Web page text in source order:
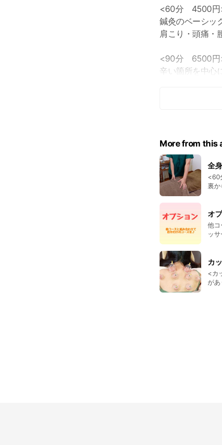
<60分 4500円
鍼灸のベーシッ
肩こり・頭痛・
<90分 6500円
辛い箇所を中心
髪の毛ほどの大
はじめての方も
※初回30%offキ
More from this
全
<60分
裏
オ
他コー
ッサ
ま
カ
<カ
が